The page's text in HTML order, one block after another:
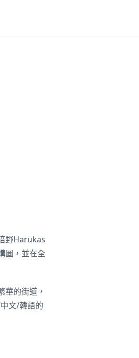
野Harukas
圖，並在全
的街道，
文/韓語的